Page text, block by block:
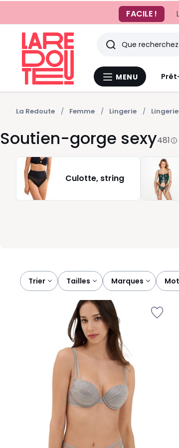
FACILE !
Menu
MENU
Rechercher
Derniers
articles
vus
La Redoute Femme Lingerie
Soutien-gorge sexy481
Culotte, string
Trier
tailles marques